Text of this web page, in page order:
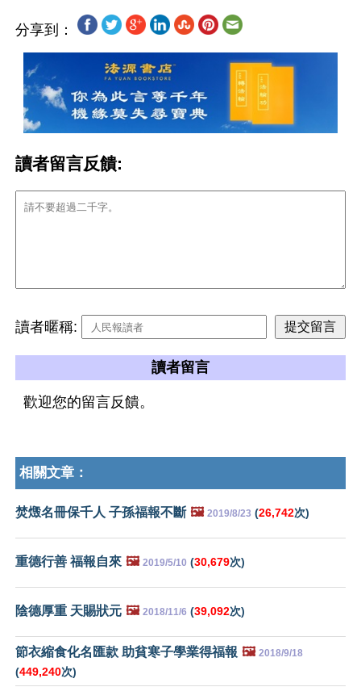
分享到：
讀者留言反饋:
讀者暱稱:
讀者留言
歡迎您的留言反饋。
相關文章：
焚燬名冊保千人 子孫福報不斷 🖼️ 2019/8/23 (26,742次)
重德行善 福報自來 🖼️ 2019/5/10 (30,679次)
陰德厚重 天賜狀元 🖼️ 2018/11/6 (39,092次)
節衣縮食化名匯款 助貧寒子學業得福報 🖼️ 2018/9/18
(449,240次)